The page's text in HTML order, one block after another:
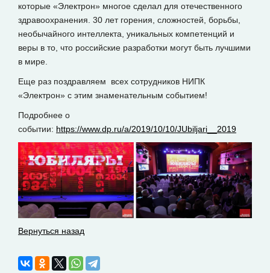
которые «Электрон» многое сделал для отечественного
здравоохранения. 30 лет горения, сложностей, борьбы,
необычайного интеллекта, уникальных компетенций и
веры в то, что российские разработки могут быть лучшими
в мире.
Еще раз поздравляем всех сотрудников НИПК
«Электрон» с этим знаменательным событием!
Подробнее о
событии: https://www.dp.ru/a/2019/10/10/JUbiljari__2019
Вернуться назад